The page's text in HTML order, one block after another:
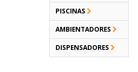
PISCINAS
AMBIENTADORES
DISPENSADORES